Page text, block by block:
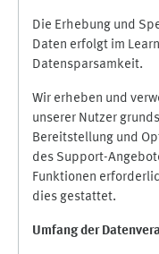
Die Erhebung und
Daten erfolgt im
Datensparsamkeit.
Wir erheben und
unserer Nutzer
Bereitstellung und
des Support-
Funktionen
dies gestattet.
Umfang der